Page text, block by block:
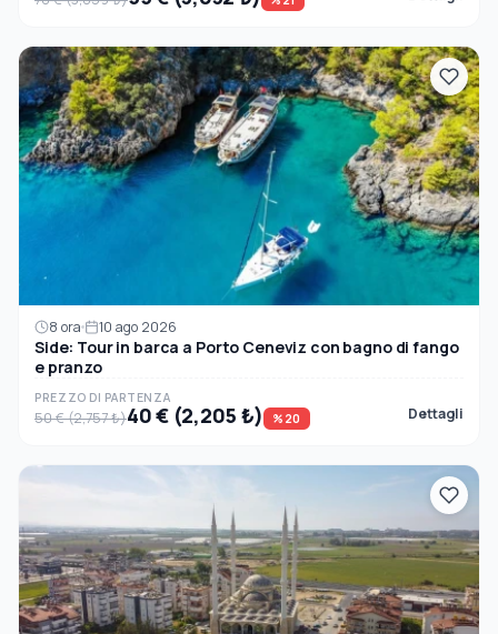
8 ora 10 ago 2026
Side: Tour in barca a Porto Ceneviz con bagno di fango
e pranzo
PREZZO DI PARTENZA
50 € (2,757 ₺)40 € (2,205 ₺) %20 Dettagli